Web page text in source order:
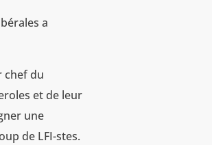
a
chef du
et de leur
une
de LFI-stes.